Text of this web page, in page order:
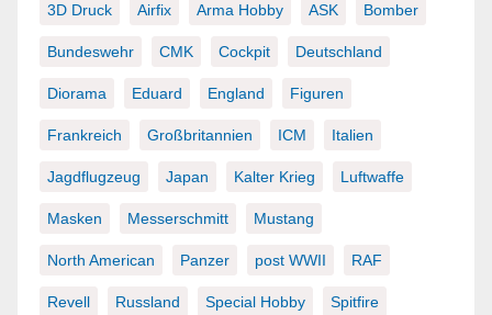
3D Druck Airfix Arma Hobby ASK Bomber
Bundeswehr CMK Cockpit Deutschland
Diorama Eduard England Figuren
Frankreich Großbritannien ICM Italien
Jagdflugzeug Japan Kalter Krieg Luftwaffe
Masken Messerschmitt Mustang
North American Panzer post WWII RAF
Revell Russland Special Hobby Spitfire